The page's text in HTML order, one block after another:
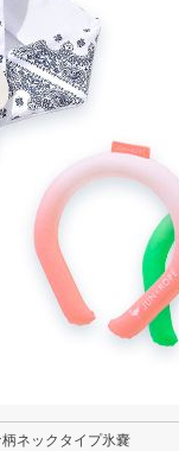
ネックタイプ氷嚢